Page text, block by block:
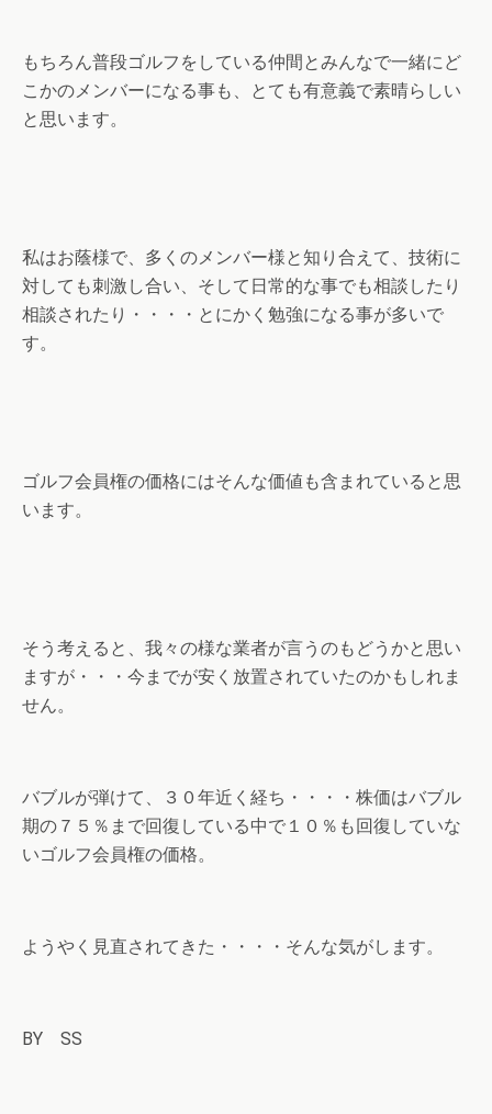
もちろん普段ゴルフをしている仲間とみんなで一緒にど
こかのメンバーになる事も、とても有意義で素晴らしい
と思います。
私はお蔭様で、多くのメンバー様と知り合えて、技術に
対しても刺激し合い、そして日常的な事でも相談したり
相談されたり・・・・とにかく勉強になる事が多いで
す。
ゴルフ会員権の価格にはそんな価値も含まれていると思
います。
そう考えると、我々の様な業者が言うのもどうかと思い
ますが・・・今までが安く放置されていたのかもしれま
せん。
バブルが弾けて、３０年近く経ち・・・・株価はバブル
期の７５％まで回復している中で１０％も回復していな
いゴルフ会員権の価格。
ようやく見直されてきた・・・・そんな気がします。
BY SS